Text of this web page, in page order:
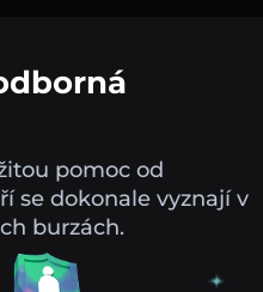
pomoc od
se dokonale vyznají v
burzách.